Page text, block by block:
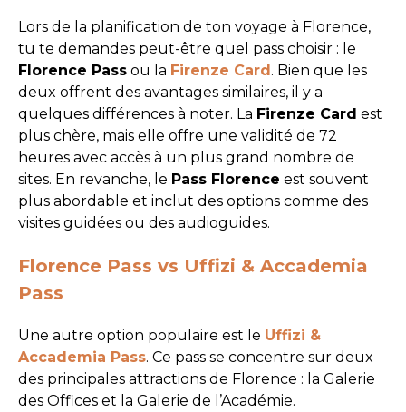
Lors de la planification de ton voyage à Florence,
tu te demandes peut-être quel pass choisir : le
Florence Pass ou la Firenze Card. Bien que les
deux offrent des avantages similaires, il y a
quelques différences à noter. La Firenze Card est
plus chère, mais elle offre une validité de 72
heures avec accès à un plus grand nombre de
sites. En revanche, le Pass Florence est souvent
plus abordable et inclut des options comme des
visites guidées ou des audioguides.
Florence Pass vs Uffizi & Accademia
Pass
Une autre option populaire est le Uffizi &
Accademia Pass. Ce pass se concentre sur deux
des principales attractions de Florence : la Galerie
des Offices et la Galerie de l’Académie.